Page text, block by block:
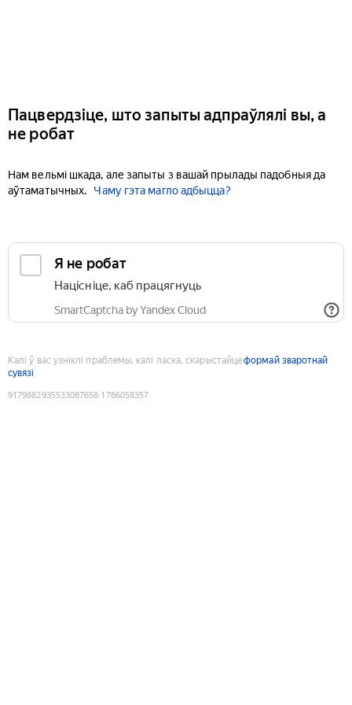
Пацвердзіце, што запыты адпраўлялі вы, а
не робат
Нам вельмі шкада, але запыты з вашай прылады падобныя да
аўтаматычных.
Чаму гэта магло адбыцца?
Я не робат
Націсніце, каб працягнуць
SmartCaptcha by Yandex Cloud
Калі ў вас узніклі праблемы, калі ласка, скарыстайцеформай зваротнай
сувязі
9179882935533087658:1786058357